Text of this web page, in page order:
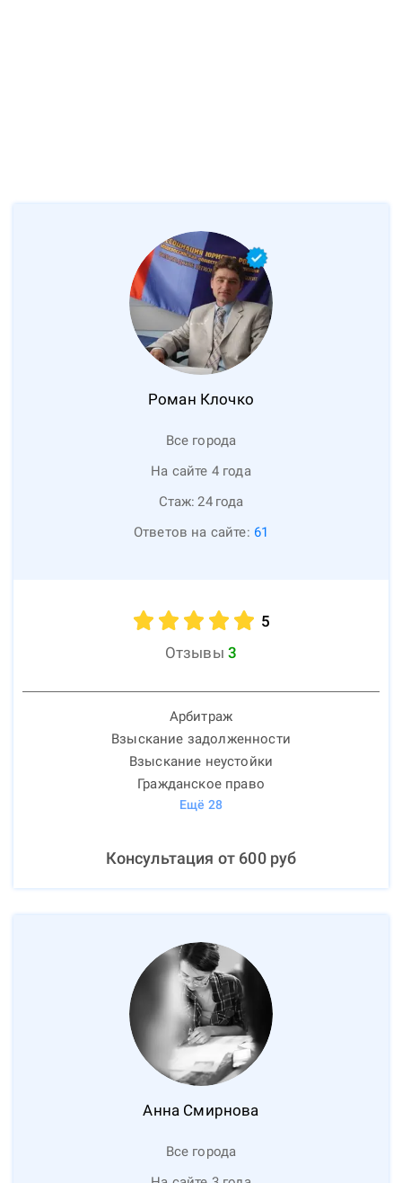
Роман Клочко
Все города
На сайте 4 года
Стаж: 24 года
Ответов на сайте: 61
5
Отзывы 3
Арбитраж
Взыскание задолженности
Взыскание неустойки
Гражданское право
Ещё 28
Консультация от 600руб
Анна Смирнова
Все города